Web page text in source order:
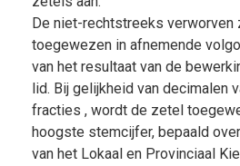
De niet-rechtstreeks verworven
toegewezen in afnemende
van het resultaat van de
lid. Bij gelijkheid van decimalen
fracties , wordt de zetel
hoogste stemcijfer, bepaald
van het Lokaal en Provinciaal